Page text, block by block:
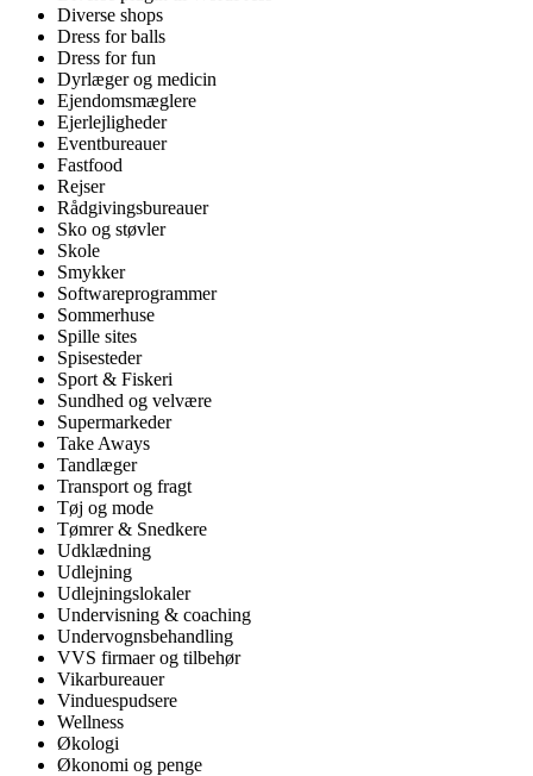
Diverse shops
Dress for balls
Dress for fun
Dyrlæger og medicin
Ejendomsmæglere
Ejerlejligheder
Eventbureauer
Fastfood
Rejser
Rådgivingsbureauer
Sko og støvler
Skole
Smykker
Softwareprogrammer
Sommerhuse
Spille sites
Spisesteder
Sport & Fiskeri
Sundhed og velvære
Supermarkeder
Take Aways
Tandlæger
Transport og fragt
Tøj og mode
Tømrer & Snedkere
Udklædning
Udlejning
Udlejningslokaler
Undervisning & coaching
Undervognsbehandling
VVS firmaer og tilbehør
Vikarbureauer
Vinduespudsere
Wellness
Økologi
Økonomi og penge